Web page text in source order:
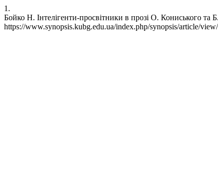
1.
Бойко Н. Інтелігенти-просвітники в прозі О. Кониського та
https://www.synopsis.kubg.edu.ua/index.php/synopsis/article/